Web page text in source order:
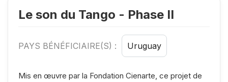
Le son du Tango - Phase II
PAYS BÉNÉFICIAIRE(S) : Uruguay
Mis en œuvre par la Fondation Cienarte, ce projet de